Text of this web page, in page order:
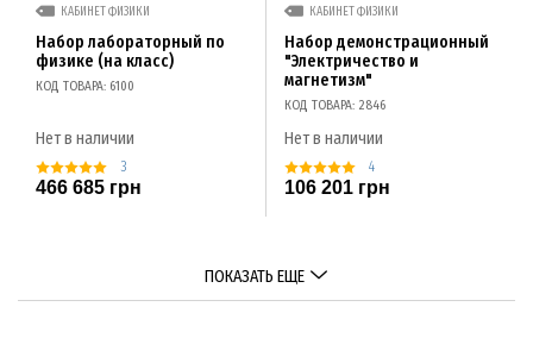
КАБИНЕТ ФИЗИКИ
Набор лабораторный по
физике (на класс)
КОД ТОВАРА: 6100
Нет в наличии
3
466 685 грн
КАБИНЕТ ФИЗИКИ
Набор демонстрационный
"Электричество и
магнетизм"
КОД ТОВАРА: 2846
Нет в наличии
4
106 201 грн
ПОКАЗАТЬ ЕЩЕ